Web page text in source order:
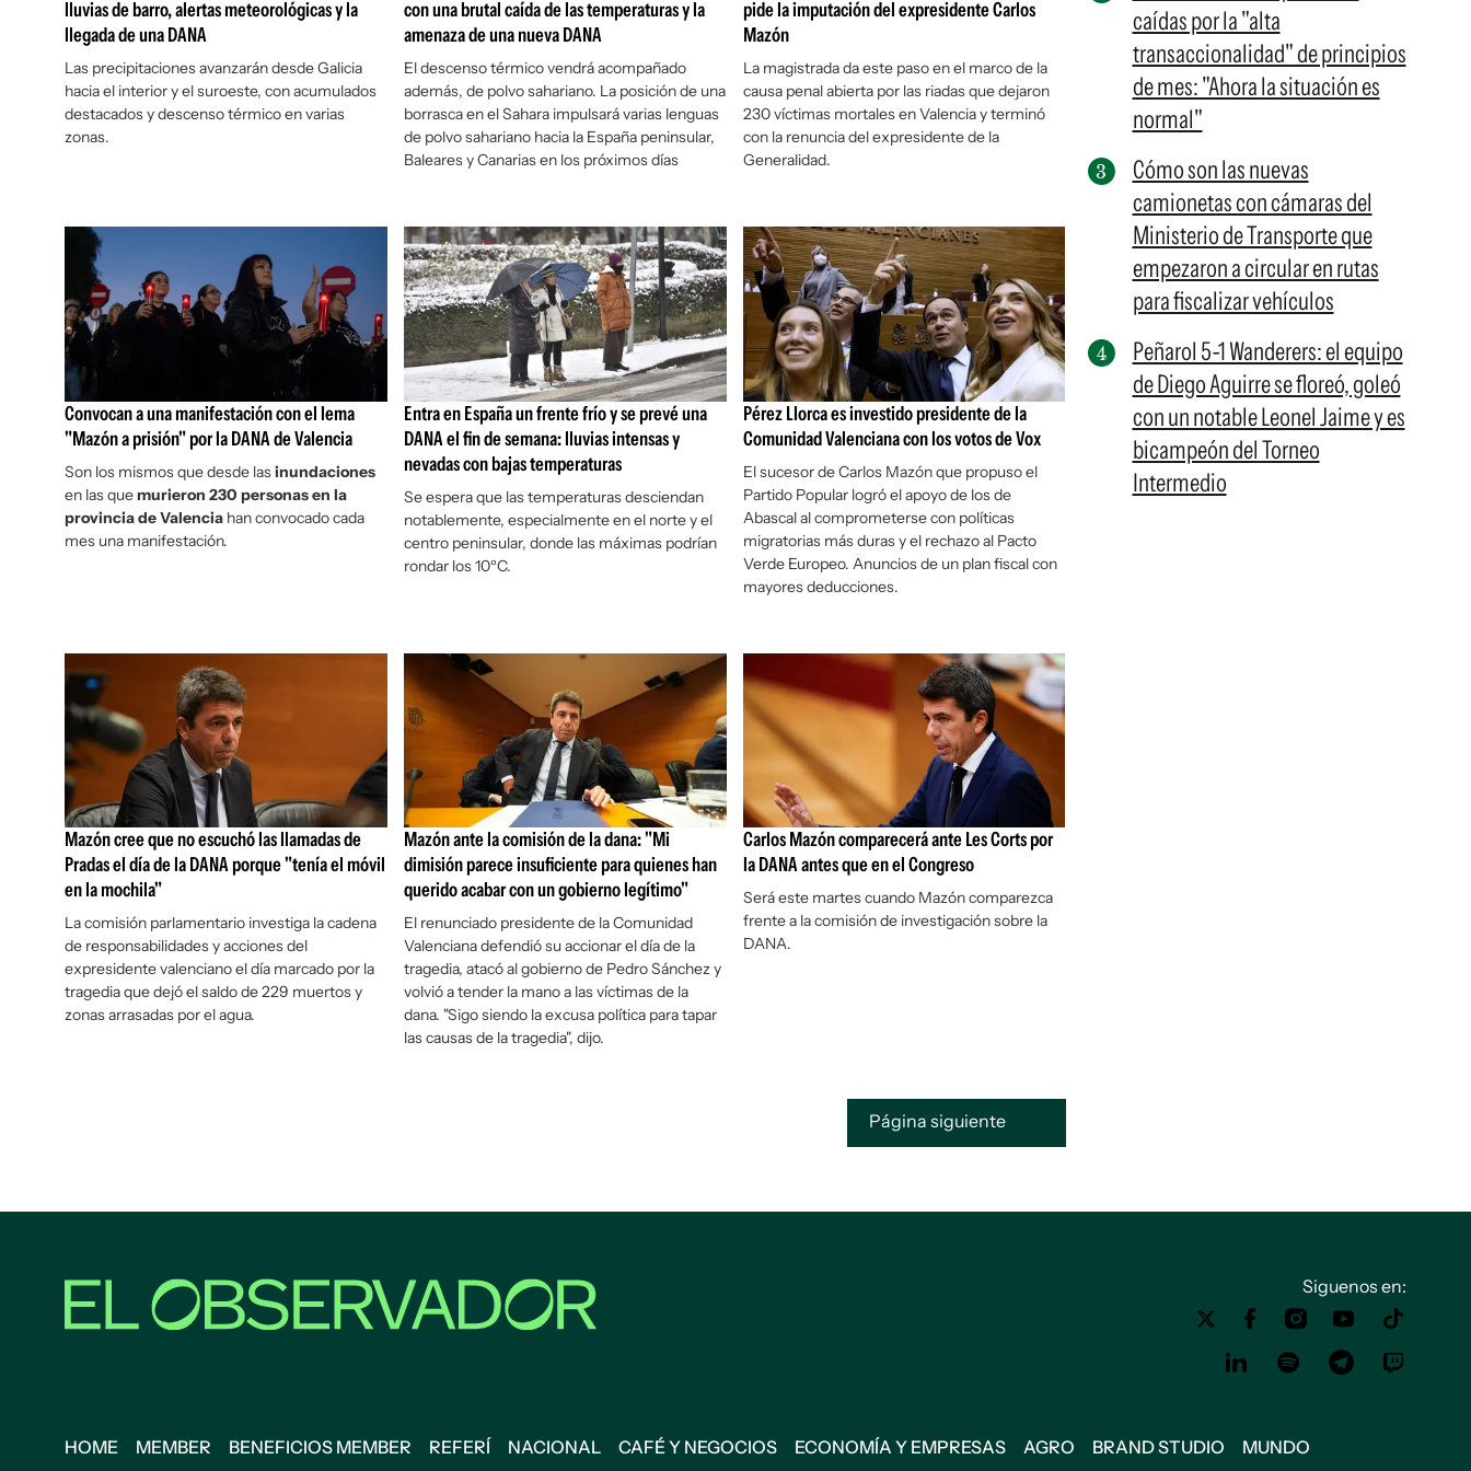
lluvias de barro, alertas meteorológicas y la
llegada de una DANA
Las precipitaciones avanzarán desde Galicia
hacia el interior y el suroeste, con acumulados
destacados y descenso térmico en varias
zonas.
con una brutal caída de las temperaturas y la
amenaza de una nueva DANA
El descenso térmico vendrá acompañado
además, de polvo sahariano. La posición de una
borrasca en el Sahara impulsará varias lenguas
de polvo sahariano hacia la España peninsular,
Baleares y Canarias en los próximos días
pide la imputación del expresidente Carlos
Mazón
La magistrada da este paso en el marco de la
causa penal abierta por las riadas que dejaron
230 víctimas mortales en Valencia y terminó
con la renuncia del expresidente de la
Generalidad.
Convocan a una manifestación con el lema
"Mazón a prisión" por la DANA de Valencia
Son los mismos que desde lasinundaciones
en las quemurieron 230 personas en la
provincia de Valencia han convocado cada
mes una manifestación.
Entra en España un frente frío y se prevé una
DANA el fin de semana: lluvias intensas y
nevadas con bajas temperaturas
Se espera que las temperaturas desciendan
notablemente, especialmente en el norte y el
centro peninsular, donde las máximas podrían
rondar los 10ºC.
Pérez Llorca es investido presidente de la
Comunidad Valenciana con los votos de Vox
El sucesor de Carlos Mazón que propuso el
Partido Popular logró el apoyo de los de
Abascal al comprometerse con políticas
migratorias más duras y el rechazo al Pacto
Verde Europeo. Anuncios de un plan fiscal con
mayores deducciones.
Mazón cree que no escuchó las llamadas de
Pradas el día de la DANA porque "tenía el móvil
en la mochila"
La comisión parlamentario investiga la cadena
de responsabilidades y acciones del
expresidente valenciano el día marcado por la
tragedia que dejó el saldo de 229 muertos y
zonas arrasadas por el agua.
Mazón ante la comisión de la dana: "Mi
dimisión parece insuficiente para quienes han
querido acabar con un gobierno legítimo"
El renunciado presidente de la Comunidad
Valenciana defendió su accionar el día de la
tragedia, atacó al gobierno de Pedro Sánchez y
volvió a tender la mano a las víctimas de la
dana. "Sigo siendo la excusa política para tapar
las causas de la tragedia", dijo.
Carlos Mazón comparecerá ante Les Corts por
la DANA antes que en el Congreso
Será este martes cuando Mazón comparezca
frente a la comisión de investigación sobre la
DANA.
Página siguiente
caídas por la "alta
transaccionalidad" de principios
de mes: "Ahora la situación es
normal"
Cómo son las nuevas
camionetas con cámaras del
Ministerio de Transporte que
empezaron a circular en rutas
para fiscalizar vehículos
Peñarol 5-1 Wanderers: el equipo
de Diego Aguirre se floreó, goleó
con un notable Leonel Jaime y es
bicampeón del Torneo
Intermedio
Siguenos en:
HOME MEMBER BENEFICIOS MEMBER REFERÍ NACIONAL CAFÉ Y NEGOCIOS ECONOMÍA Y EMPRESAS AGRO BRAND STUDIO MUNDO